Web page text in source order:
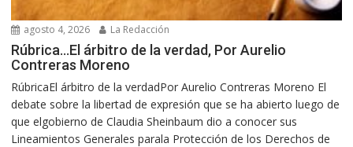
agosto 4, 2026 La Redacción
Rúbrica…El árbitro de la verdad, Por Aurelio
Contreras Moreno
RúbricaEl árbitro de la verdadPor Aurelio Contreras Moreno El
debate sobre la libertad de expresión que se ha abierto luego de
que elgobierno de Claudia Sheinbaum dio a conocer sus
Lineamientos Generales parala Protección de los Derechos de